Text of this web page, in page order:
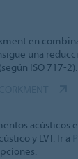
en
una
ISO 717-2).
acústicos
y LVT. Ir a